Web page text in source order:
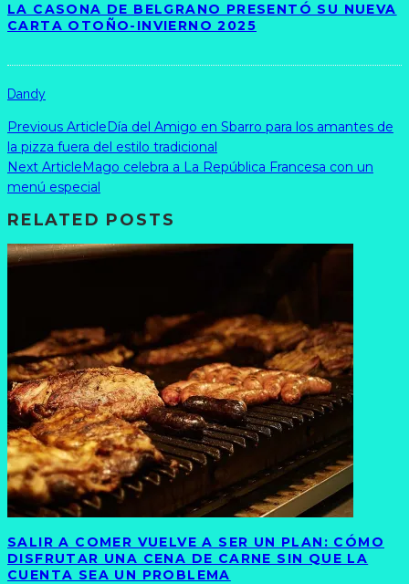
LA CASONA DE BELGRANO PRESENTÓ SU NUEVA
CARTA OTOÑO-INVIERNO 2025
Dandy
Previous Article Día del Amigo en Sbarro para los amantes de
la pizza fuera del estilo tradicional
Next Article Mago celebra a La República Francesa con un
menú especial
RELATED POSTS
SALIR A COMER VUELVE A SER UN PLAN: CÓMO
DISFRUTAR UNA CENA DE CARNE SIN QUE LA
CUENTA SEA UN PROBLEMA